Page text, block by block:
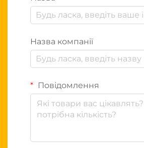
Назва компанії
Повідомлення